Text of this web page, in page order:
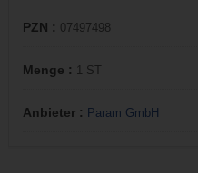
PZN : 07497498
Menge : 1 ST
Anbieter : Param GmbH